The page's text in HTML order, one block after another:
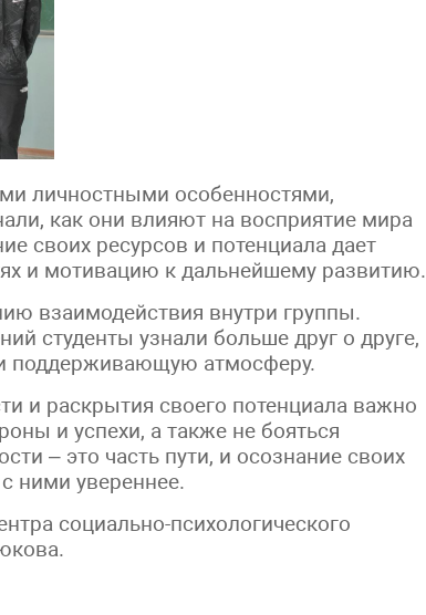
личностными особенностями,
как они влияют на восприятие мира
своих ресурсов и потенциала дает
и мотивацию к дальнейшему развитию.
взаимодействия внутри группы.
студенты узнали больше друг о друге,
поддерживающую атмосферу.
и раскрытия своего потенциала важно
и успехи, а также не бояться
– это часть пути, и осознание своих
ними увереннее.
социально-психологического